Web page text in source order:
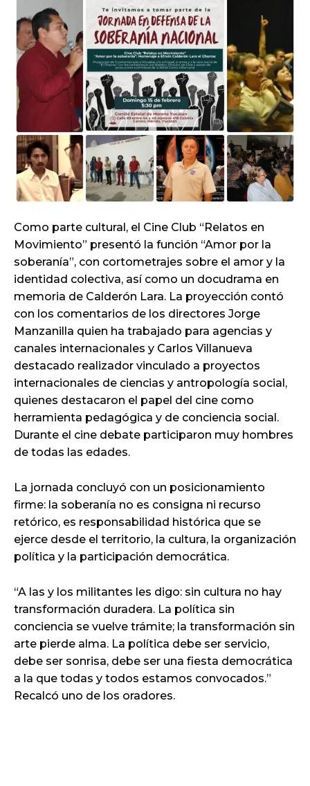
Como parte cultural, el Cine Club “Relatos en
Movimiento” presentó la función “Amor por la
soberanía”, con cortometrajes sobre el amor y la
identidad colectiva, así como un docudrama en
memoria de Calderón Lara. La proyección contó
con los comentarios de los directores Jorge
Manzanilla quien ha trabajado para agencias y
canales internacionales y Carlos Villanueva
destacado realizador vinculado a proyectos
internacionales de ciencias y antropología social,
quienes destacaron el papel del cine como
herramienta pedagógica y de conciencia social.
Durante el cine debate participaron muy hombres
de todas las edades.
La jornada concluyó con un posicionamiento
firme: la soberanía no es consigna ni recurso
retórico, es responsabilidad histórica que se
ejerce desde el territorio, la cultura, la organización
política y la participación democrática.
“A las y los militantes les digo: sin cultura no hay
transformación duradera. La política sin
conciencia se vuelve trámite; la transformación sin
arte pierde alma. La política debe ser servicio,
debe ser sonrisa, debe ser una fiesta democrática
a la que todas y todos estamos convocados.”
Recalcó uno de los oradores.